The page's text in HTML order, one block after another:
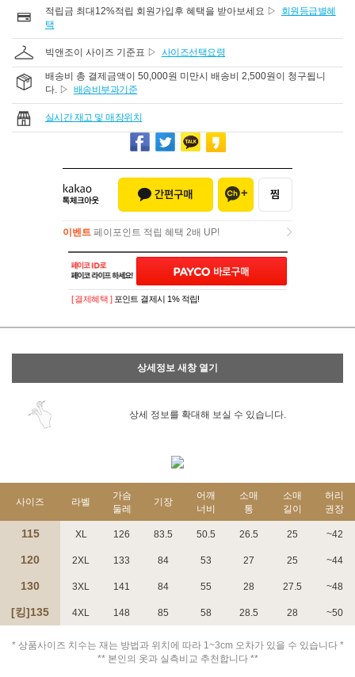
적립금 최대12%적립 회원가입후 혜택을 받아보세요 ▷
회원등급별혜
택
빅앤조이 사이즈 기준표 ▷ 사이즈선택요령
배송비 총 결제금액이 50,000원 미만시 배송비 2,500원이 청구됩니
다. ▷ 배송비부과기준
실시간 재고 및 매장위치
이벤트
페이포인트 적립 혜택 2배 UP!
페이코 ID로 페
PAYCO 바로구매
[ 결제혜택 ] 포인트 결제시 1% 적립!
상세정보 새창 열기
상세 정보를 확대해 보실 수 있습니다.
사이즈 라벨
가슴
둘레
기장
어깨
너비
소매
통
소매
길이
허리
권장
115 XL 126 83.5 50.5 26.5 25 ~42
120 2XL 133 84 53 27 25 ~44
130 3XL 141 84 55 28 27.5 ~48
[킹]135 4XL 148 85 58 28.5 28 ~50
* 상품사이즈 치수는 재는 방법과 위치에 따라 1~3cm 오차가 있을 수 있습니다 *
** 본인의 옷과 실측비교 추천합니다 **